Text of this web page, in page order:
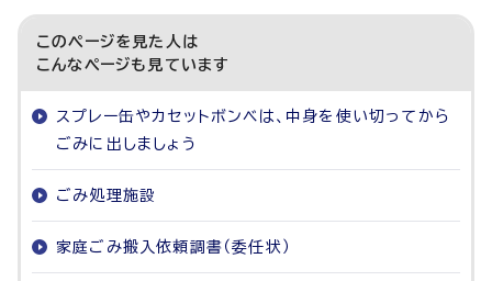
このページを見た人は
こんなページも見ています
スプレー缶やカセットボンベは、中身を使い切ってから
ごみに出しましょう
ごみ処理施設
家庭ごみ搬入依頼調書（委任状）